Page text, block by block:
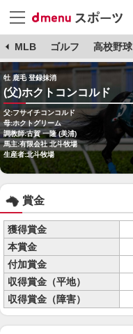
MLB ゴルフ 高校野球
牡 鹿毛 登録抹消
(父)ホクトコンコルド
父:フサイチコンコルド
母:ホクトグリーム
調教師:古賀 一隆 (美浦)
馬主:有限会社 北斗牧場
生産者:北斗牧場
賞金
獲得賞金
本賞金
付加賞金
収得賞金（平地）
収得賞金（障害）